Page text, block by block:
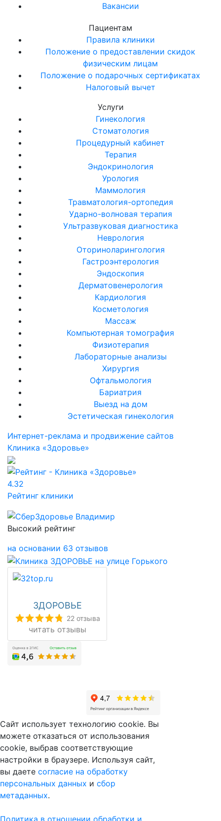
Вакансии
Пациентам
Правила клиники
Положение о предоставлении скидок
физическим лицам
Положение о подарочных сертификатах
Налоговый вычет
Услуги
Гинекология
Стоматология
Процедурный кабинет
Терапия
Эндокринология
Урология
Маммология
Травматология-ортопедия
Ударно-волновая терапия
Ультразвуковая диагностика
Неврология
Оториноларингология
Гастроэнтерология
Эндоскопия
Дерматовенерология
Кардиология
Косметология
Массаж
Компьютерная томография
Физиотерапия
Лабораторные анализы
Хирургия
Офтальмология
Бариатрия
Выезд на дом
Эстетическая гинекология
Интернет-реклама и продвижение сайтов
Клиника «Здоровье»
4.32
Рейтинг клиники
Высокий рейтинг
на основании 63 отзывов
ЗДОРОВЬЕ
22 отзыва
читать отзывы
Сайт использует технологию cookie. Вы
можете отказаться от использования
cookie, выбрав соответствующие
настройки в браузере. Используя сайт,
вы даете согласие на обработку
персональных данных и сбор
метаданных.
Политика в отношении обработки и